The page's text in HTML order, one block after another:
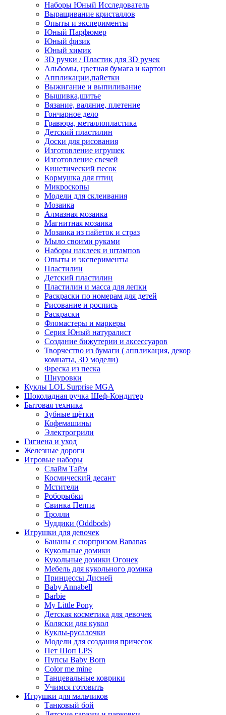
Наборы Юный Исследователь
Выращивание кристаллов
Опыты и эксперименты
Юный Парфюмер
Юный физик
Юный химик
3D ручки / Пластик для 3D ручек
Альбомы, цветная бумага и картон
Аппликации,пайетки
Выжигание и выпиливание
Вышивка,шитье
Вязание, валяние, плетение
Гончарное дело
Гравюра, металлопластика
Детский пластилин
Доски для рисования
Изготовление игрушек
Изготовление свечей
Кинетический песок
Кормушка для птиц
Микроскопы
Модели для склеивания
Мозаика
Алмазная мозаика
Магнитная мозаика
Мозаика из пайеток и страз
Мыло своими руками
Наборы наклеек и штампов
Опыты и эксперименты
Пластилин
Детский пластилин
Пластилин и масса для лепки
Раскраски по номерам для детей
Рисование и роспись
Раскраски
Фломастеры и маркеры
Серия Юный натуралист
Создание бижутерии и аксессуаров
Творчество из бумаги ( аппликация, декор
комнаты, 3D модели)
Фреска из песка
Шнуровки
Куклы LOL Surprise MGA
Шоколадная ручка Шеф-Кондитер
Бытовая техника
Зубные щётки
Кофемашины
Электрогрили
Гигиена и уход
Железные дороги
Игровые наборы
Слайм Тайм
Космический десант
Мстители
Роборыбки
Свинка Пеппа
Тролли
Чуддики (Oddbods)
Игрушки для девочек
Бананы с сюрпризом Bananas
Кукольные домики
Кукольные домики Огонек
Мебель для кукольного домика
Принцессы Дисней
Baby Annabell
Barbie
My Little Pony
Детская косметика для девочек
Коляски для кукол
Куклы-русалочки
Модели для создания причесок
Пет Шоп LPS
Пупсы Baby Born
Сolor me mine
Танцевальные коврики
Учимся готовить
Игрушки для мальчиков
Танковый бой